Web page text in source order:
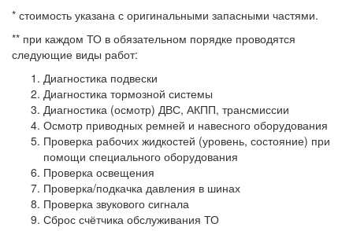
* стоимость указана с оригинальными запасными частями.
** при каждом ТО в обязательном порядке проводятся
следующие виды работ:
Диагностика подвески
Диагностика тормозной системы
Диагностика (осмотр) ДВС, АКПП, трансмиссии
Осмотр приводных ремней и навесного оборудования
Проверка рабочих жидкостей (уровень, состояние) при
помощи специального оборудования
Проверка освещения
Проверка/подкачка давления в шинах
Проверка звукового сигнала
Сброс счётчика обслуживания ТО